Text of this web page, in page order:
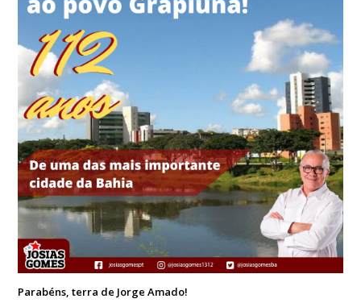
Parabéns, terra de Jorge Amado!